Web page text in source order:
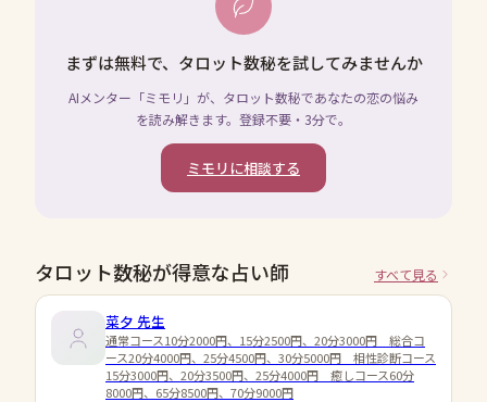
まずは無料で、タロット数秘を試してみませんか
AIメンター「ミモリ」が、タロット数秘であなたの恋の悩み
を読み解きます。登録不要・3分で。
ミモリに相談する
タロット数秘が得意な占い師 すべて見る
菜夕 先生
通常コース10分2000円、15分2500円、20分3000円 総合コ
ース20分4000円、25分4500円、30分5000円 相性診断コース
15分3000円、20分3500円、25分4000円 癒しコース60分
8000円、65分8500円、70分9000円